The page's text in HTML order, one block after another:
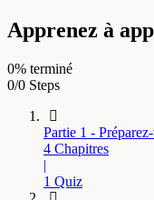
Apprenez à
0% terminé
0/0 Steps
Partie 1 -
4 Chapitres
|
1 Quiz